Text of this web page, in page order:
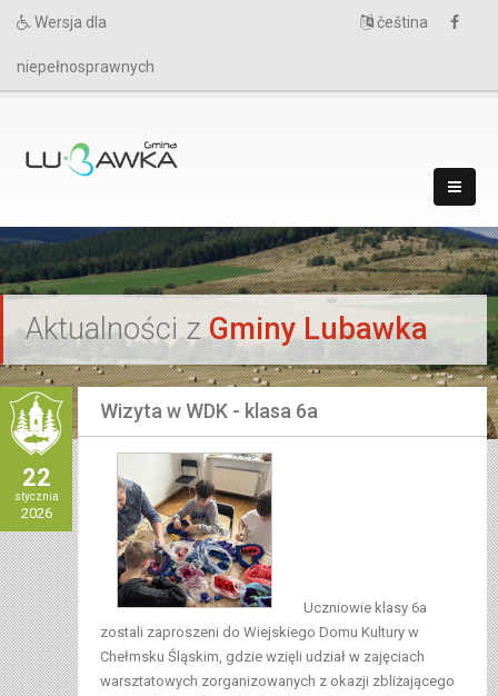
Wersja dla
niepełnosprawnych
čeština
Aktualności zGminy Lubawka
22
stycznia
2026
Wizyta w WDK - klasa 6a
Uczniowie klasy 6a
zostali zaproszeni do Wiejskiego Domu Kultury w
Chełmsku Śląskim, gdzie wzięli udział w zajęciach
warsztatowych zorganizowanych z okazji zbliżającego